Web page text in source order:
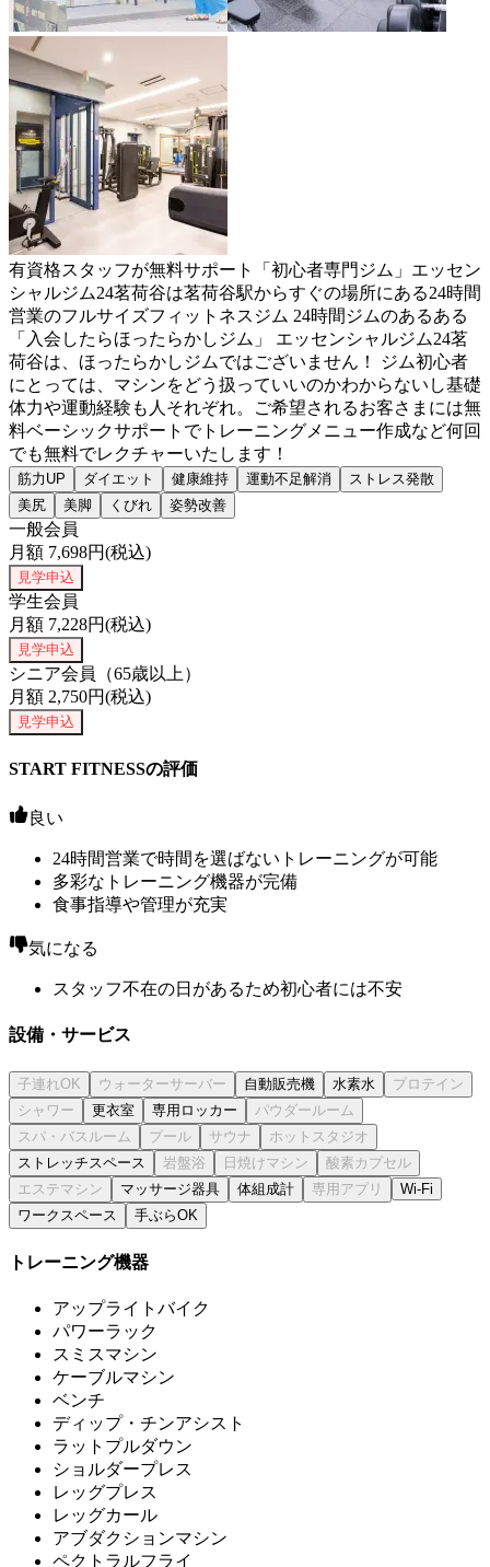
有資格スタッフが無料サポート「初心者専門ジム」エッセン
シャルジム24茗荷谷は茗荷谷駅からすぐの場所にある24時間
営業のフルサイズフィットネスジム 24時間ジムのあるある
「入会したらほったらかしジム」 エッセンシャルジム24茗
荷谷は、ほったらかしジムではございません！ ジム初心者
にとっては、マシンをどう扱っていいのかわからないし基礎
体力や運動経験も人それぞれ。ご希望されるお客さまには無
料ベーシックサポートでトレーニングメニュー作成など何回
でも無料でレクチャーいたします！
筋力UP ダイエット 健康維持 運動不足解消
ストレス発散
美尻
美脚 くびれ 姿勢改善
一般会員
月額 7,698円(税込)
見学申込
学生会員
月額 7,228円(税込)
見学申込
シニア会員（65歳以上）
月額 2,750円(税込)
見学申込
START FITNESSの評価
良い
24時間営業で時間を選ばないトレーニングが可能
多彩なトレーニング機器が完備
食事指導や管理が充実
気になる
スタッフ不在の日があるため初心者には不安
設備・サービス
自動販売機
水素水
更衣室
専用ロッカー
ストレッチスペース
マッサージ器具
体組成計
Wi-Fi
ワークスペース
手ぶらOK
トレーニング機器
アップライトバイク
パワーラック
スミスマシン
ケーブルマシン
ベンチ
ディップ・チンアシスト
ラットプルダウン
ショルダープレス
レッグプレス
レッグカール
アブダクションマシン
ペクトラルフライ